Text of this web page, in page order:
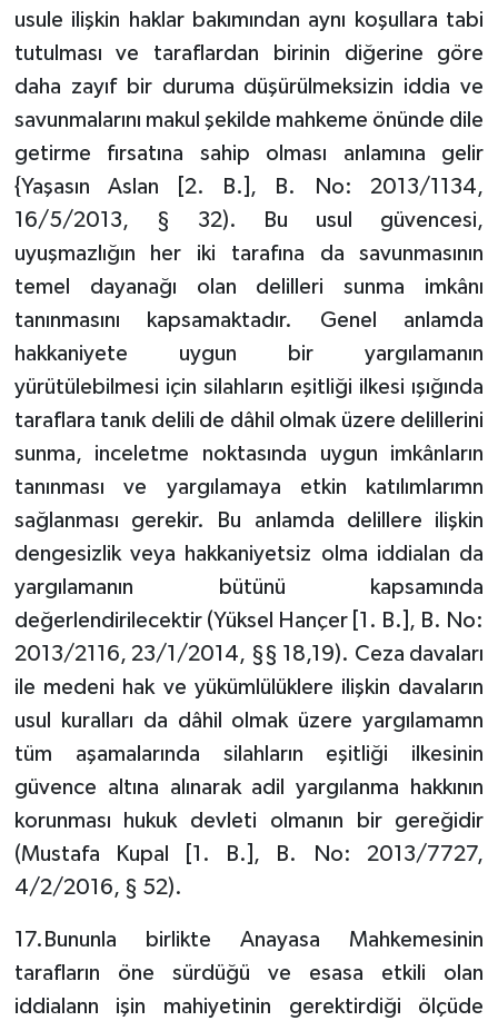
usule ilişkin haklar bakımından aynı koşullara tabi
tutulması ve taraflardan birinin diğerine göre
daha zayıf bir duruma düşürülmeksizin iddia ve
savunmalarını makul şekilde mahkeme önünde dile
getirme fırsatına sahip olması anlamına gelir
{Yaşasın Aslan [2. B.], B. No: 2013/1134,
16/5/2013, § 32). Bu usul güvencesi,
uyuşmazlığın her iki tarafına da savunmasının
temel dayanağı olan delilleri sunma imkânı
tanınmasını kapsamaktadır. Genel anlamda
hakkaniyete uygun bir yargılamanın
yürütülebilmesi için silahların eşitliği ilkesi ışığında
taraflara tanık delili de dâhil olmak üzere delillerini
sunma, inceletme noktasında uygun imkânların
tanınması ve yargılamaya etkin katılımlarımn
sağlanması gerekir. Bu anlamda delillere ilişkin
dengesizlik veya hakkaniyetsiz olma iddialan da
yargılamanın bütünü kapsamında
değerlendirilecektir (Yüksel Hançer [1. B.], B. No:
2013/2116, 23/1/2014, §§ 18,19). Ceza davaları
ile medeni hak ve yükümlülüklere ilişkin davaların
usul kuralları da dâhil olmak üzere yargılamamn
tüm aşamalarında silahların eşitliği ilkesinin
güvence altına alınarak adil yargılanma hakkının
korunması hukuk devleti olmanın bir gereğidir
(Mustafa Kupal [1. B.], B. No: 2013/7727,
4/2/2016, § 52).
17.Bununla birlikte Anayasa Mahkemesinin
tarafların öne sürdüğü ve esasa etkili olan
iddialann işin mahiyetinin gerektirdiği ölçüde